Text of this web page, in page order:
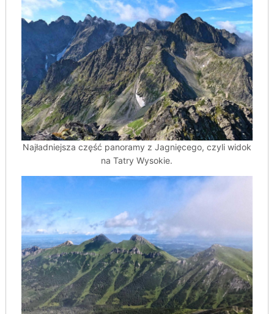
Najładniejsza część panoramy z Jagnięcego, czyli widok
na Tatry Wysokie.